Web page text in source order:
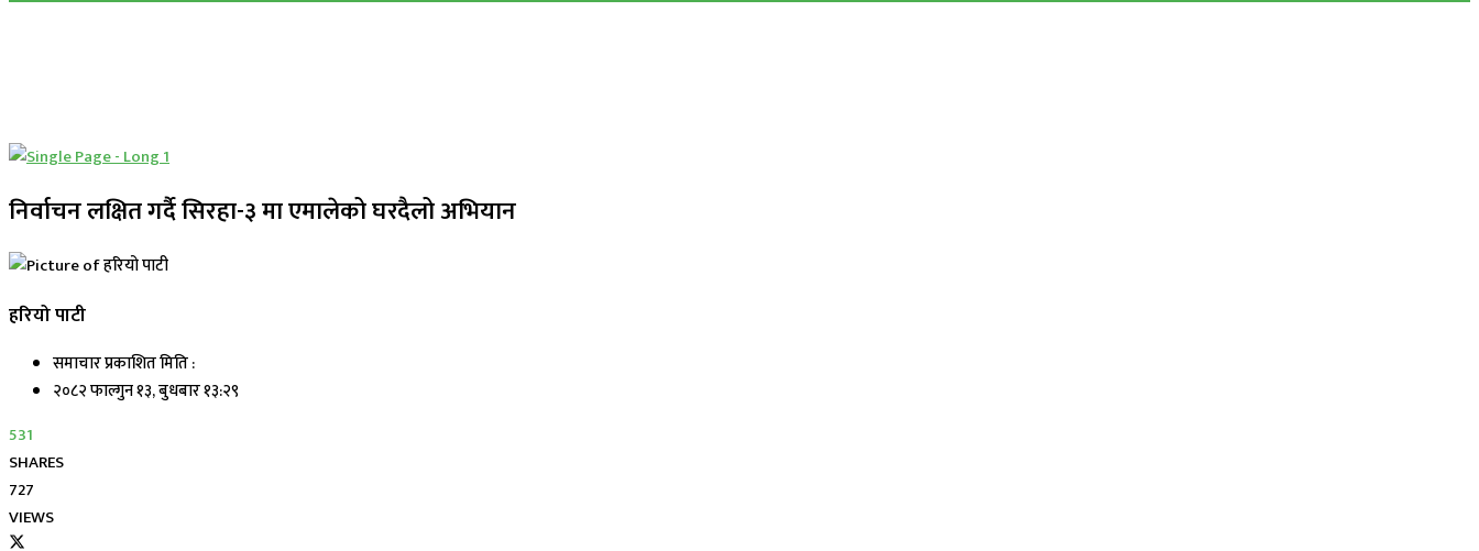
निर्वाचन लक्षित गर्दै सिरहा-३ मा एमालेको घरदैलो अभियान
हरियो पाटी
समाचार प्रकाशित मिति :
२०८२ फाल्गुन १३, बुधबार १३:२९
531
SHARES
727
VIEWS